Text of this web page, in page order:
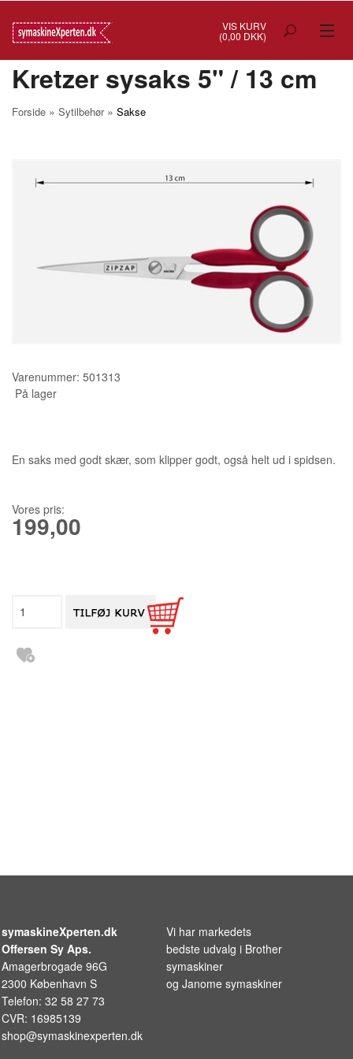
VIS KURV
(0,00 DKK)
TILBUD
BRUGTE/DEMO
KURSER
Kretzer sysaks 5" / 13 cm
Forside » Sytilbehør» Sakse
Varenummer: 501313
På lager
En saks med godt skær, som klipper godt, også helt ud i spidsen.
Vores pris:
199,00
symaskineXperten.dk
Offersen Sy Aps.
Amagerbrogade 96G
2300 København S
Telefon: 32 58 27 73
CVR: 16985139
shop@symaskinexperten.dk
Vi har markedets
bedste udvalg i Brother
symaskiner
og Janome symaskiner